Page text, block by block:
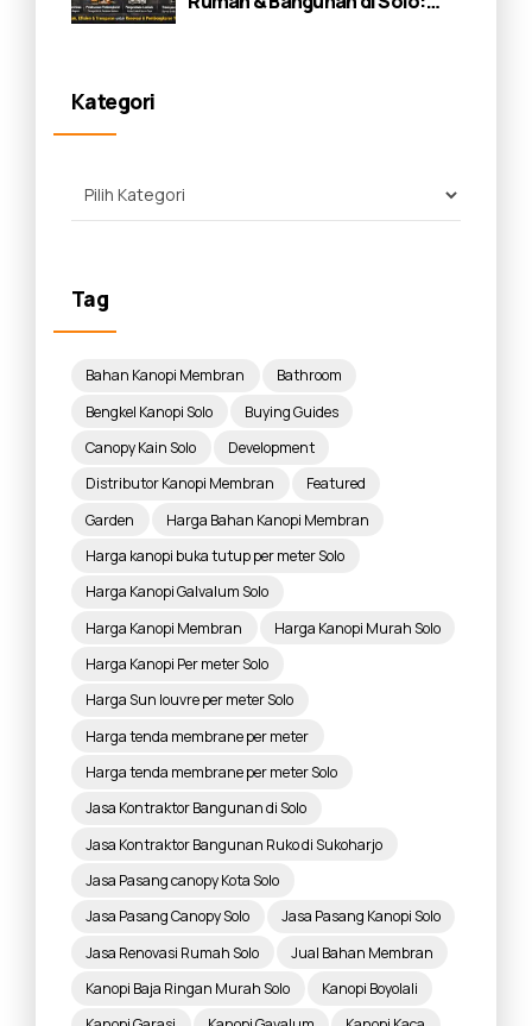
Kategori
Tag
Bahan Kanopi Membran
Bathroom
Bengkel Kanopi Solo
Buying Guides
Canopy Kain Solo
Development
Distributor Kanopi Membran
Featured
Garden
Harga Bahan Kanopi Membran
Harga kanopi buka tutup per meter Solo
Harga Kanopi Galvalum Solo
Harga Kanopi Membran
Harga Kanopi Murah Solo
Harga Kanopi Per meter Solo
Harga Sun louvre per meter Solo
Harga tenda membrane per meter
Harga tenda membrane per meter Solo
Jasa Kontraktor Bangunan di Solo
Jasa Kontraktor Bangunan Ruko di Sukoharjo
Jasa Pasang canopy Kota Solo
Jasa Pasang Canopy Solo
Jasa Pasang Kanopi Solo
Jasa Renovasi Rumah Solo
Jual Bahan Membran
Kanopi Baja Ringan Murah Solo
Kanopi Boyolali